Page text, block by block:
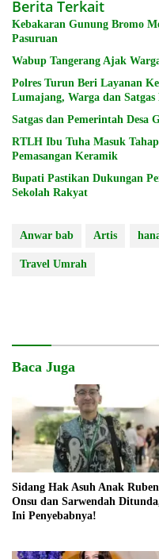
Berita Terkait
Kebakaran Gunung Bromo
Pasuruan
Wabup Tangerang Ajak
Polres Turun Beri Layanan
Lumajang, Warga dan Satgas
Satgas dan Pemerintah Desa
RTLH Ibu Tuha Masuk
Pemasangan Keramik
Bupati Pastikan Dukungan
Sekolah Rakyat
Anwar bab Artis
Travel Umrah
Baca Juga
Sidang Hak Asuh Anak Ruben
Onsu dan Sarwendah
Ini Penyebabnya!